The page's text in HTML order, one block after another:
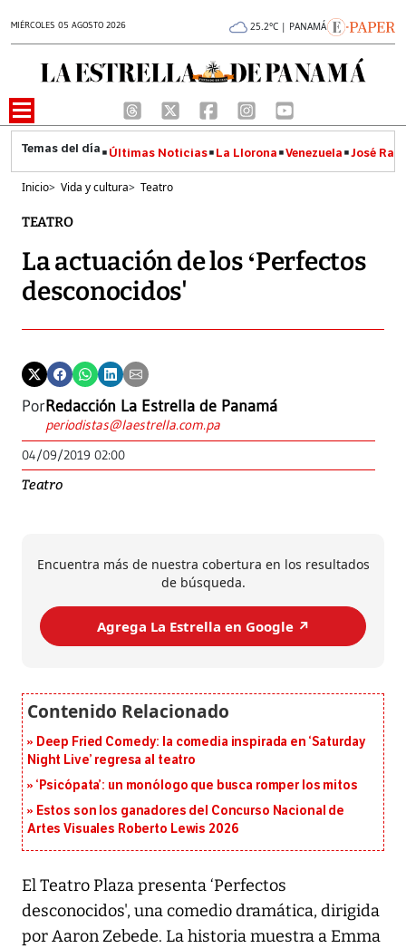
MIÉRCOLES 05 AGOSTO 2026 25.2°C | PANAMÁ
Últimas Noticias La Llorona Venezuela José
Inicio> Vida y cultura> Teatro
TEATRO
La actuación de los ‘Perfectos
desconocidos'
PorRedacción La Estrella de Panamá
periodistas@laestrella.com.pa
04/09/2019 02:00
Teatro
Encuentra más de nuestra cobertura en los resultados
de búsqueda.
Agrega La Estrella en Google ↗️
Deep Fried Comedy: la comedia inspirada en ‘Saturday
Night Live’ regresa al teatro
‘Psicópata’: un monólogo que busca romper los mitos
Estos son los ganadores del Concurso Nacional de
Artes Visuales Roberto Lewis 2026
El Teatro Plaza presenta ‘Perfectos
desconocidos', una comedio dramática, dirigida
por Aaron Zebede. La historia muestra a Emma